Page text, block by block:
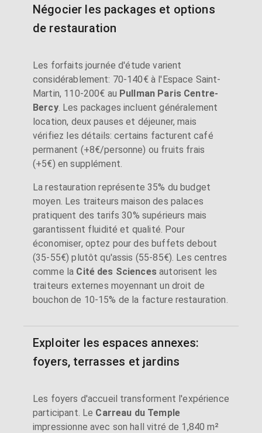
Négocier les packages et options
de restauration
Les forfaits journée d'étude varient
considérablement: 70-140€ à l'Espace Saint-
Martin, 110-200€ au Pullman Paris Centre-
Bercy. Les packages incluent généralement
location, deux pauses et déjeuner, mais
vérifiez les détails: certains facturent café
permanent (+8€/personne) ou fruits frais
(+5€) en supplément.
La restauration représente 35% du budget
moyen. Les traiteurs maison des palaces
pratiquent des tarifs 30% supérieurs mais
garantissent fluidité et qualité. Pour
économiser, optez pour des buffets debout
(35-55€) plutôt qu'assis (55-85€). Les centres
comme la Cité des Sciencesautorisent les
traiteurs externes moyennant un droit de
bouchon de 10-15% de la facture restauration.
Exploiter les espaces annexes:
foyers, terrasses et jardins
Les foyers d'accueil transforment l'expérience
participant. Le Carreau du Temple
impressionne avec son hall vitré de 1,840 m²